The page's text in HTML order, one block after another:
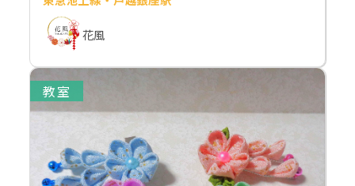
花風
教室